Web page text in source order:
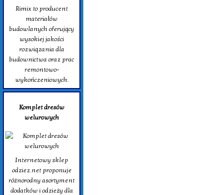
Rimix to producent
materiałów
budowlanych oferujący
wysokiej jakości
rozwiązania dla
budownictwa oraz prac
remontowo-
wykończeniowych.
Komplet dresów
welurowych
Internetowy sklep
odziez.net proponuje
różnorodny asortyment
dodatków i odzieży dla